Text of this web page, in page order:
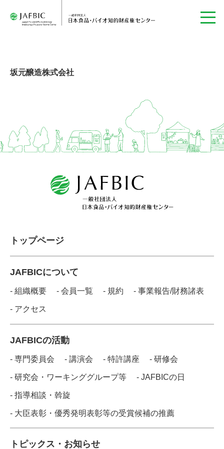
坂元醸造株式会社
トップページ
JAFBICについて
- 組織概要 - 会員一覧 - 規約 - 事業報告/財務諸表
- アクセス
JAFBICの活動
- 専門委員会 - 講演会 - 特許講座 - 研修会
- 研究会・ワーキンググループ等 - JAFBICの日
- 指導相談・斡旋
- 大臣表彰・優秀発明表彰等の受賞候補の推薦
トピックス・お知らせ